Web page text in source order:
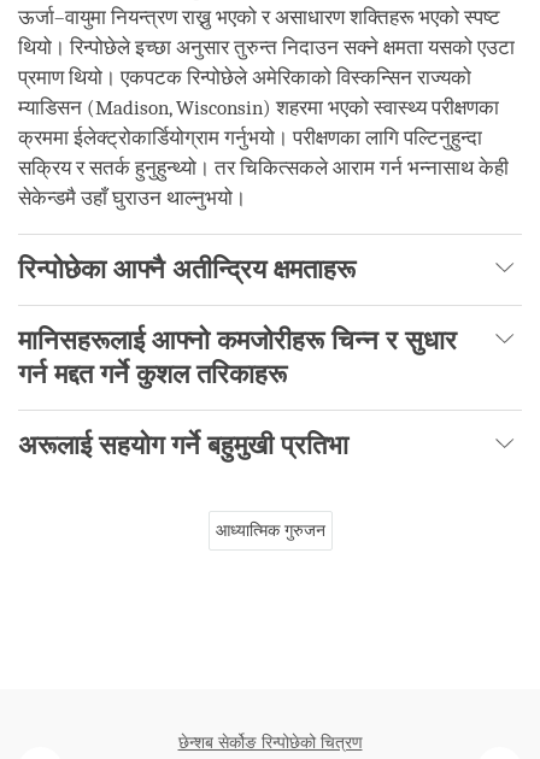
ऊर्जा–वायुमा नियन्त्रण राख्नु भएको र असाधारण शक्तिहरू भएको स्पष्ट
थियो। रिन्पोछेले इच्छा अनुसार तुरुन्त निदाउन सक्ने क्षमता यसको एउटा
प्रमाण थियो। एकपटक रिन्पोछेले अमेरिकाको विस्कन्सिन राज्यको
म्याडिसन (Madison, Wisconsin) शहरमा भएको स्वास्थ्य परीक्षणका
क्रममा ईलेक्ट्रोकार्डियोग्राम गर्नुभयो। परीक्षणका लागि पल्टिनुहुन्दा
सक्रिय र सतर्क हुनुहुन्थ्यो। तर चिकित्सकले आराम गर्न भन्नासाथ केही
सेकेन्डमै उहाँ घुराउन थाल्नुभयो।
रिन्पोछेका आफ्नै अतीन्द्रिय क्षमताहरू
मानिसहरूलाई आफ्नो कमजोरीहरू चिन्न र सुधार
गर्न मद्दत गर्ने कुशल तरिकाहरू
अरूलाई सहयोग गर्ने बहुमुखी प्रतिभा
आध्यात्मिक गुरुजन
छेन्शब सेर्कोङ रिन्पोछेको चित्रण